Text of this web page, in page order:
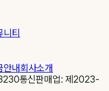
니티
안내회사소개
통신판매업: 제2023-